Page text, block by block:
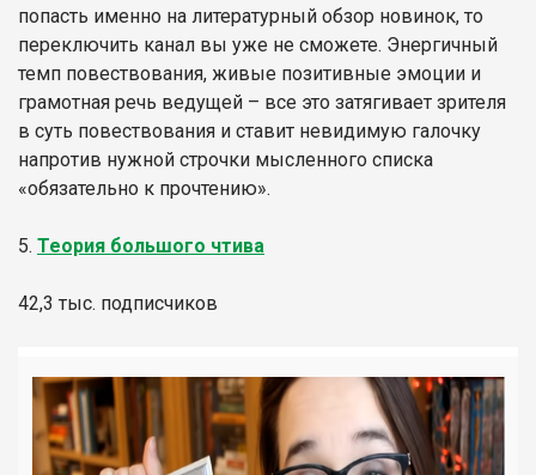
попасть именно на литературный обзор новинок, то
переключить канал вы уже не сможете. Энергичный
темп повествования, живые позитивные эмоции и
грамотная речь ведущей – все это затягивает зрителя
в суть повествования и ставит невидимую галочку
напротив нужной строчки мысленного списка
«обязательно к прочтению».
5. Теория большого чтива
42,3 тыс. подписчиков